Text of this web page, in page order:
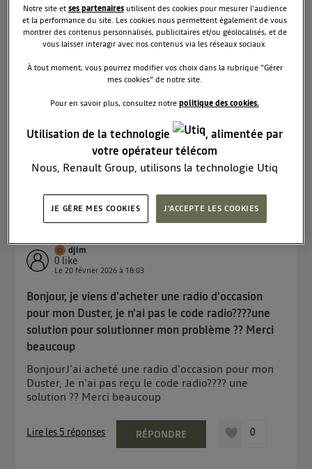
Le20 février 2026à 21:42
Question résolue
Gravillon dans clignotant
Bonjour à toutes et tous , voilà aujourd'hui en
j'ai entendu un bruit surprenant sur ma carrosserie
c'est le plastique transparent du clignotant qui est
djim
0 like
Le20 février 2026 à 18:03
Bonjour, je viens d'acheter une radio d'occasion
pour mon Duster, je n'ai pas le code radio????une
solution pour solutionner mon problème ?? Merci
beaucoup
BonjourJ'ai acheté une radio d'occasion pour mon
Duster, Je n'ai pas reçu le code radio???? une
solution ?? Merci beaucoup
Lire les 5 réponses RÉPONDRE 0
Notre site etses partenairesutilisent des cookies pour mesurer l'audience
et la performance du site. Les cookies nous permettent également de vous
montrer des contenus personnalisés, publicitaires et/ou géolocalisés, et de
vous laisser interagir avec nos contenus via les réseaux sociaux.
À tout moment, vous pourrez modifier vos choix dans la rubrique "Gérer
mes cookies" de notre site.
Pour en savoir plus, consultez notrepolitique des cookies.
Utilisation de la technologie
, alimentée par
votre opérateur télécom
Nous, Renault Group, utilisons la technologie Utiq
cette notice de consentement) et liées à votre
télécom participant
chaque site).
de vos données personnelles en vous offrant choix et
contrôle.
Elle utilise un identifiant créé par votre opérateur
télécom basé sur votre adresse IP et une référence
de votre contrat internet (ex : votre numéro de
téléphone).
L'identifiant est associé à votre connexion internet.
Ainsi, toutes les personnes utilisant la même
connexion et ayant consenties se verront attribuer le
même identifiant. En général :
JE GÈRE MES COOKIES J'ACCEPTE LES COOKIES